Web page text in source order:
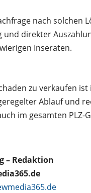
nach solchen
und direkter
Inseraten.
zu verkaufen
Ablauf und
im gesamten PLZ-
– Redaktion